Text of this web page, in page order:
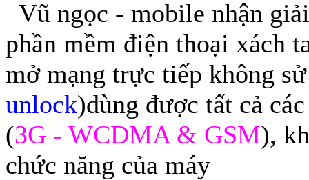
Vũ ngọc - mobile nhận
phần mềm điện thoại xách
mở mạng trực tiếp không
unlock)dùng được tất cả
(3G - WCDMA & GSM),
chức năng của máy